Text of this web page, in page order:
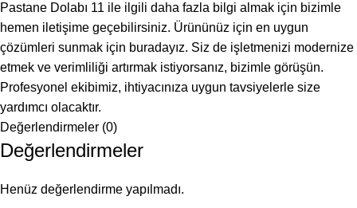
Pastane Dolabı 11 ile ilgili daha fazla bilgi almak için bizimle
hemen iletişime geçebilirsiniz. Ürününüz için en uygun
çözümleri sunmak için buradayız. Siz de işletmenizi modernize
etmek ve verimliliği artırmak istiyorsanız, bizimle görüşün.
Profesyonel ekibimiz, ihtiyacınıza uygun tavsiyelerle size
yardımcı olacaktır.
Değerlendirmeler (0)
Değerlendirmeler
Henüz değerlendirme yapılmadı.